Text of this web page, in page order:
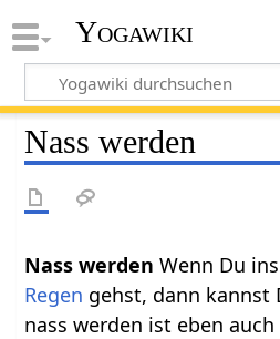
Yogawiki
Nass werden
Nass werden‏‎Wenn Du
Regen gehst, dann kannst
nass werden ist eben auch